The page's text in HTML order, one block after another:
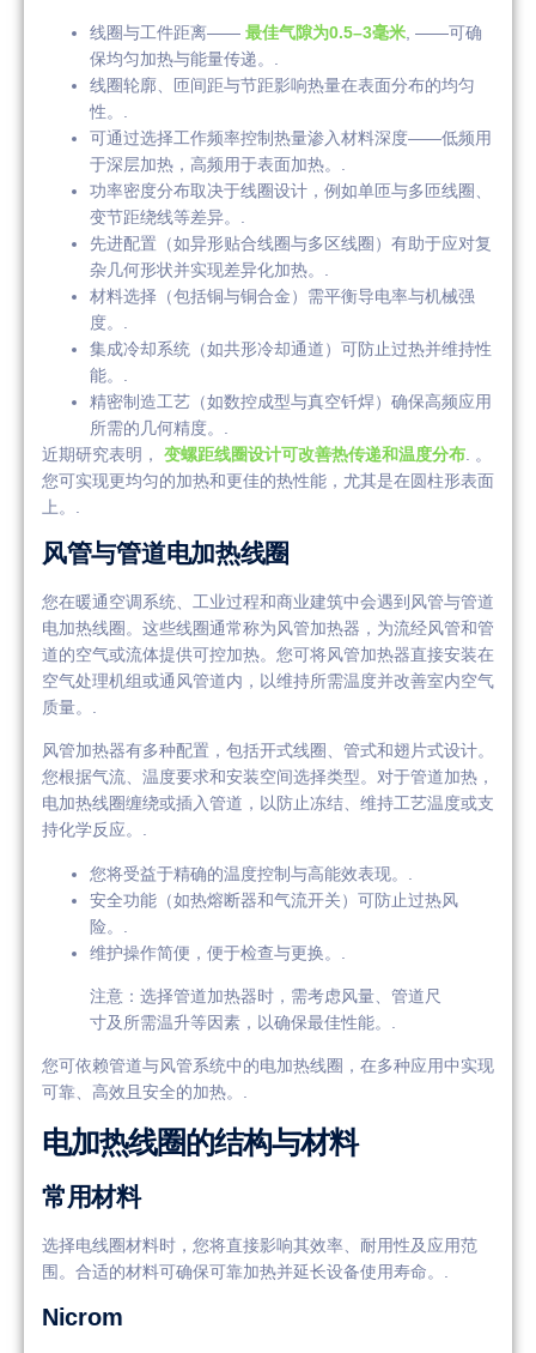
线圈与工件距离—— 最佳气隙为0.5–3毫米 , ——可确
保均匀加热与能量传递。.
线圈轮廓、匝间距与节距影响热量在表面分布的均匀
性。.
可通过选择工作频率控制热量渗入材料深度——低频用
于深层加热，高频用于表面加热。.
功率密度分布取决于线圈设计，例如单匝与多匝线圈、
变节距绕线等差异。.
先进配置（如异形贴合线圈与多区线圈）有助于应对复
杂几何形状并实现差异化加热。.
材料选择（包括铜与铜合金）需平衡导电率与机械强
度。.
集成冷却系统（如共形冷却通道）可防止过热并维持性
能。.
精密制造工艺（如数控成型与真空钎焊）确保高频应用
所需的几何精度。.
近期研究表明， 变螺距线圈设计可改善热传递和温度分布 . 。
您可实现更均匀的加热和更佳的热性能，尤其是在圆柱形表面
上。.
风管与管道电加热线圈
您在暖通空调系统、工业过程和商业建筑中会遇到风管与管道
电加热线圈。这些线圈通常称为风管加热器，为流经风管和管
道的空气或流体提供可控加热。您可将风管加热器直接安装在
空气处理机组或通风管道内，以维持所需温度并改善室内空气
质量。.
风管加热器有多种配置，包括开式线圈、管式和翅片式设计。
您根据气流、温度要求和安装空间选择类型。对于管道加热，
电加热线圈缠绕或插入管道，以防止冻结、维持工艺温度或支
持化学反应。.
您将受益于精确的温度控制与高能效表现。.
安全功能（如热熔断器和气流开关）可防止过热风
险。.
维护操作简便，便于检查与更换。.
注意：选择管道加热器时，需考虑风量、管道尺
寸及所需温升等因素，以确保最佳性能。.
您可依赖管道与风管系统中的电加热线圈，在多种应用中实现
可靠、高效且安全的加热。.
电加热线圈的结构与材料
常用材料
选择电线圈材料时，您将直接影响其效率、耐用性及应用范
围。合适的材料可确保可靠加热并延长设备使用寿命。.
Nicrom